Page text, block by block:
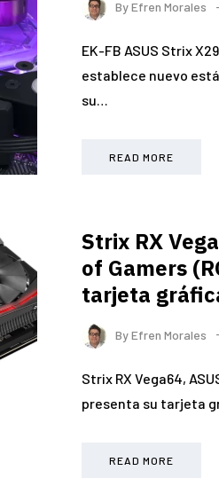
ByEfren Morales
EK-FB ASUS Strix
establece nuevo
su…
READ MORE
Strix RX
of Gamers
tarjeta
ByEfren Morales
Strix RX Vega64,
presenta su tarjeta
READ MORE